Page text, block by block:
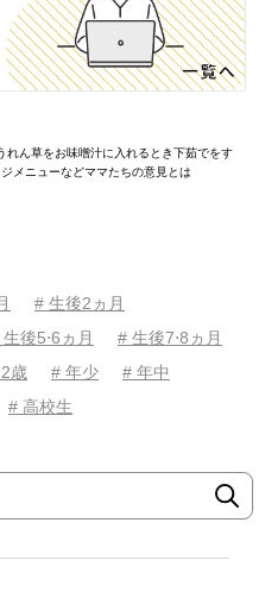
メニューなどママたちの意見とは
# 生後2ヵ月
後5⋅6ヵ月
# 生後7⋅8ヵ月
歳 # 年少
# 年中
# 高校生